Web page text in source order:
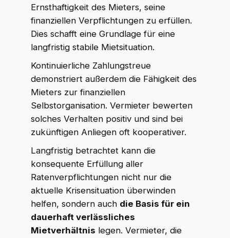
Ernsthaftigkeit des Mieters, seine
finanziellen Verpflichtungen zu erfüllen.
Dies schafft eine Grundlage für eine
langfristig stabile Mietsituation.
Kontinuierliche Zahlungstreue
demonstriert außerdem die Fähigkeit des
Mieters zur finanziellen
Selbstorganisation. Vermieter bewerten
solches Verhalten positiv und sind bei
zukünftigen Anliegen oft kooperativer.
Langfristig betrachtet kann die
konsequente Erfüllung aller
Ratenverpflichtungen nicht nur die
aktuelle Krisensituation überwinden
helfen, sondern auch die Basis für ein
dauerhaft verlässliches
Mietverhältnis legen. Vermieter, die